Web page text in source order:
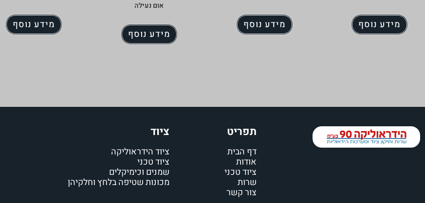
מידע נוסף מידע נוסף
אום נעילה
מידע נוסף
מידע נוסף
תפריט
דף הבית
אודות
ציוד טכני
שרות
צור קשר
ציוד
ציוד הידראוליקה
ציוד טכני
שמנים וכימיקלים
מכונות שטיפה בלחץ וחלקיהן